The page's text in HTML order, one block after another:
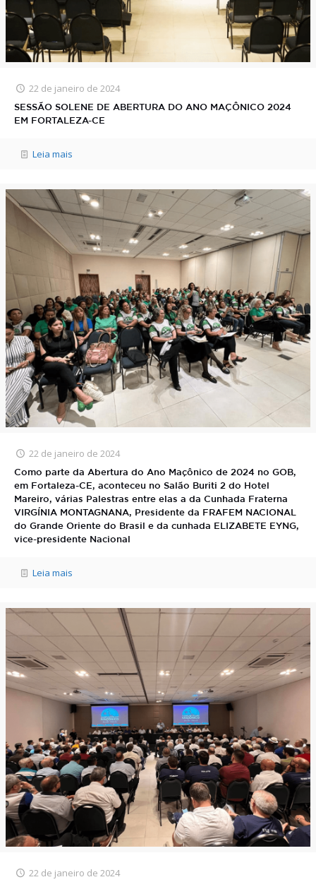
22 de janeiro de 2024
SESSÃO SOLENE DE ABERTURA DO ANO MAÇÔNICO 2024
EM FORTALEZA-CE
Leia mais
22 de janeiro de 2024
Como parte da Abertura do Ano Maçônico de 2024 no GOB,
em Fortaleza-CE, aconteceu no Salão Buriti 2 do Hotel
Mareiro, várias Palestras entre elas a da Cunhada Fraterna
VIRGÍNIA MONTAGNANA, Presidente da FRAFEM NACIONAL
do Grande Oriente do Brasil e da cunhada ELIZABETE EYNG,
vice-presidente Nacional
Leia mais
22 de janeiro de 2024